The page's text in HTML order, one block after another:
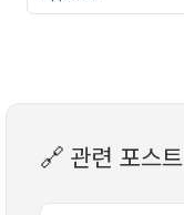
🔗 관련 포스트